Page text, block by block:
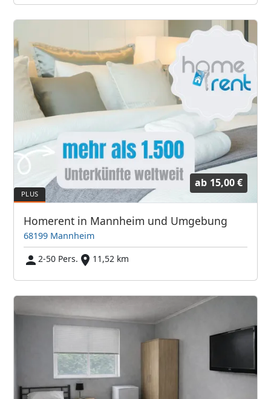
ab 15,00 €
Homerent in Mannheim und Umgebung
68199 Mannheim
2-50 Pers.
11,52 km